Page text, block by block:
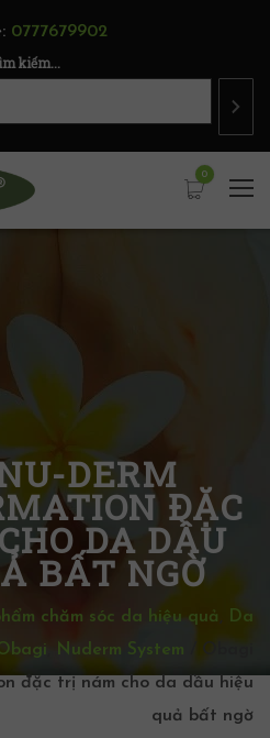
0777679902
kiếm...
0
DERM
ĐẶC
DA DẦU
BẤT NGỜ
chăm sóc da hiệu quả,
Da
Nuderm System
Obagi
đặc trị nám cho da dầu hiệu
quả bất ngờ